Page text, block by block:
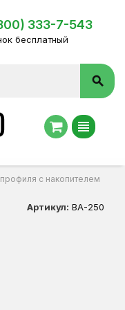
333-7-543
бесплатный
search
view_headline
с накопителем
Артикул: ВА-250